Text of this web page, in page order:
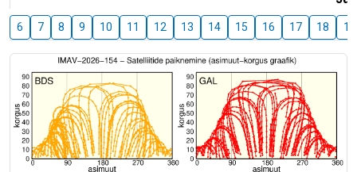
6 7 8 9 10 11 12 13 14 15 16 17 18 19